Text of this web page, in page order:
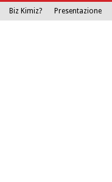
Biz Kimiz? Presentazione